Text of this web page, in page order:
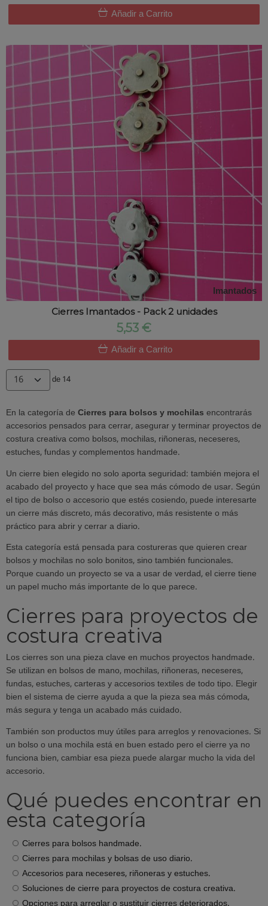
Añadir a Carrito
Imantados
Cierres Imantados - Pack 2 unidades
5,53 €
Añadir a Carrito
de 14
En la categoría de Cierres para bolsos y mochilas encontrarás
accesorios pensados para cerrar, asegurar y terminar proyectos de
costura creativa como bolsos, mochilas, riñoneras, neceseres,
estuches, fundas y complementos handmade.
Un cierre bien elegido no solo aporta seguridad: también mejora el
acabado del proyecto y hace que sea más cómodo de usar. Según
el tipo de bolso o accesorio que estés cosiendo, puede interesarte
un cierre más discreto, más decorativo, más resistente o más
práctico para abrir y cerrar a diario.
Esta categoría está pensada para costureras que quieren crear
bolsos y mochilas no solo bonitos, sino también funcionales.
Porque cuando un proyecto se va a usar de verdad, el cierre tiene
un papel mucho más importante de lo que parece.
Cierres para proyectos de
costura creativa
Los cierres son una pieza clave en muchos proyectos handmade.
Se utilizan en bolsos de mano, mochilas, riñoneras, neceseres,
fundas, estuches, carteras y accesorios textiles de todo tipo. Elegir
bien el sistema de cierre ayuda a que la pieza sea más cómoda,
más segura y tenga un acabado más cuidado.
También son productos muy útiles para arreglos y renovaciones. Si
un bolso o una mochila está en buen estado pero el cierre ya no
funciona bien, cambiar esa pieza puede alargar mucho la vida del
accesorio.
Qué puedes encontrar en
esta categoría
Cierres para bolsos handmade.
Cierres para mochilas y bolsas de uso diario.
Accesorios para neceseres, riñoneras y estuches.
Soluciones de cierre para proyectos de costura creativa.